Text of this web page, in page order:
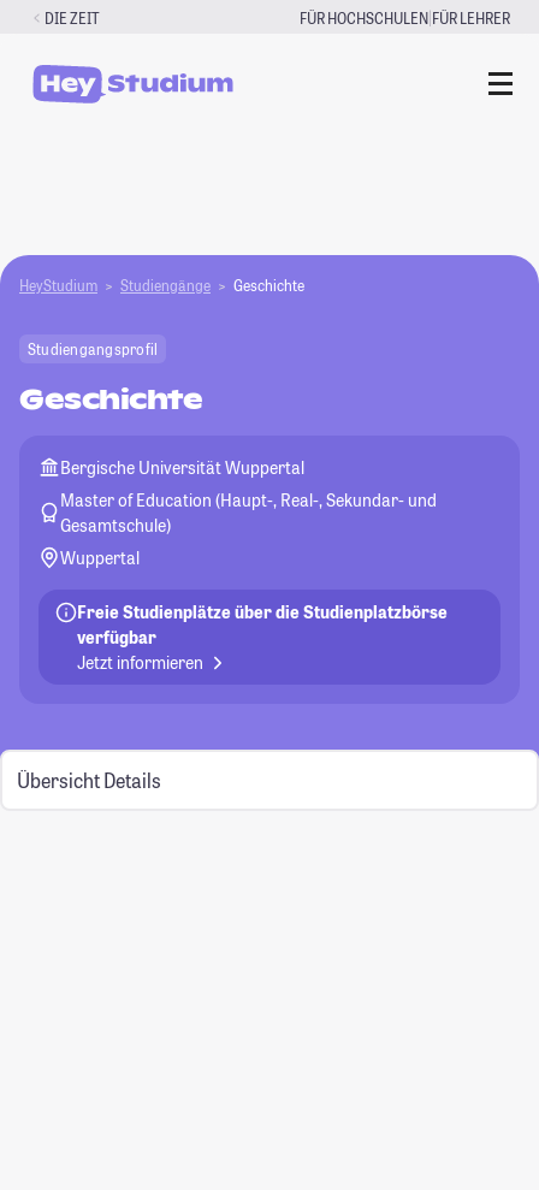
Zum
springen
DIE ZEIT FÜR HOCHSCHULEN|FÜR LEHRER
HeyStudium Studiengänge Geschichte
Studiengangsprofil
Geschichte
Bergische Universität Wuppertal
Master of Education (Haupt-, Real-, Sekundar- und
Gesamtschule)
Wuppertal
Freie Studienplätze über die Studienplatzbörse
verfügbar
Jetzt informieren
Übersicht Details